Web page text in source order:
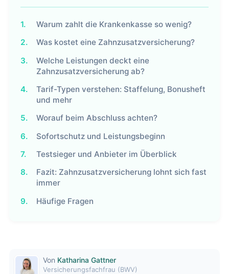
1.
Warum zahlt die Krankenkasse so wenig?
2.
Was kostet eine Zahnzusatzversicherung?
3.
Welche Leistungen deckt eine
Zahnzusatzversicherung ab?
4.
Tarif-Typen verstehen: Staffelung, Bonusheft
und mehr
5.
Worauf beim Abschluss achten?
6.
Sofortschutz und Leistungsbeginn
7.
Testsieger und Anbieter im Überblick
8.
Fazit: Zahnzusatzversicherung lohnt sich fast
immer
9.
Häufige Fragen
Von Katharina Gattner
Versicherungsfachfrau (BWV)